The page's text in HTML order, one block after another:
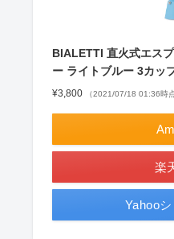
BIALETTI 直火式エス
ー ライトブルー 3カッ
¥3,800 （2021/07/18 01:36時
楽
Yahoo